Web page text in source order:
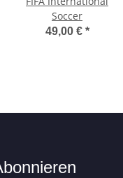
Soccer
49,00 € *